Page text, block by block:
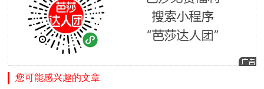
您可能感兴趣的文章